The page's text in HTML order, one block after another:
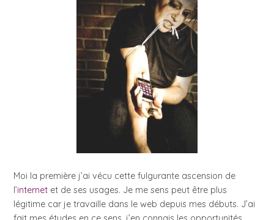
Moi la première j’ai vécu cette fulgurante ascension de
l’internet et de ses usages. Je me sens peut être plus
légitime car je travaille dans le web depuis mes débuts. J’ai